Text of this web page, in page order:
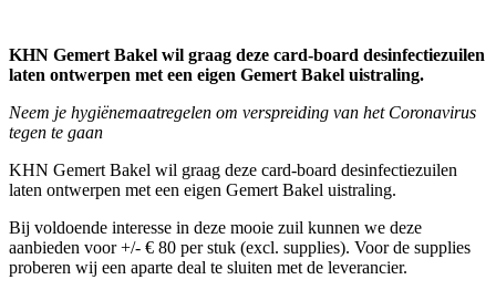
KHN Gemert Bakel wil graag deze card-board desinfectiezuilen
laten ontwerpen met een eigen Gemert Bakel uistraling.
Neem je hygiënemaatregelen om verspreiding van het Coronavirus
tegen te gaan
KHN Gemert Bakel wil graag deze card-board desinfectiezuilen
laten ontwerpen met een eigen Gemert Bakel uistraling.
Bij voldoende interesse in deze mooie zuil kunnen we deze
aanbieden voor +/- € 80 per stuk (excl. supplies). Voor de supplies
proberen wij een aparte deal te sluiten met de leverancier.